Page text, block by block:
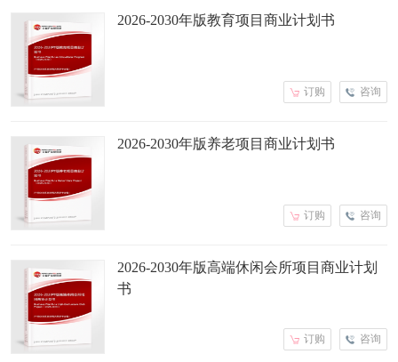
2026-2030年版教育项目商业计划书
咨询
订购
2026-2030年版养老项目商业计划书
咨询
订购
2026-2030年版高端休闲会所项目商业计划
书
咨询
订购